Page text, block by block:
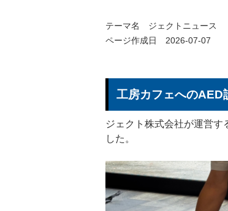
テーマ名 ジェクトニュース
ページ作成日 2026-07-07
工房カフェへのAED
ジェクト株式会社が運営す
した。